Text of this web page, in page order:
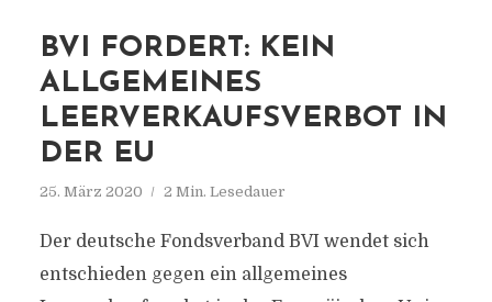
BVI FORDERT: KEIN
ALLGEMEINES
LEERVERKAUFSVERBOT IN
DER EU
25. März 2020 2 Min. Lesedauer
Der deutsche Fondsverband BVI wendet sich
entschieden gegen ein allgemeines